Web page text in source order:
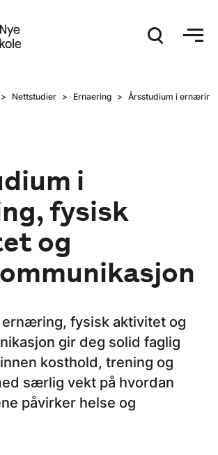
Nettstudier Ernaering Årsstudium i
i
fysisk
og
fysisk aktivitet og
gir deg solid faglig
kosthold, trening og
særlig vekt på hvordan
påvirker helse og